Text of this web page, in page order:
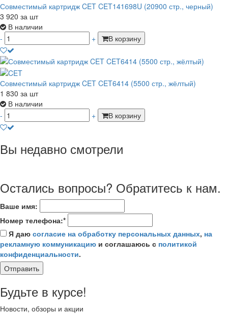
Совместимый картридж CET CET141698U (20900 стр., черный)
3 920 за шт
В наличии
-
+ В корзину
Совместимый картридж CET CET6414 (5500 стр., жёлтый)
1 830 за шт
В наличии
-
+ В корзину
Вы недавно смотрели
Остались вопросы? Обратитесь к нам.
Ваше имя:
Номер телефона:*
Я даю согласие на обработку персональных данных, на
рекламную коммуникацию и соглашаюсь с политикой
конфиденциальности.
Отправить
Будьте в курсе!
Новости, обзоры и акции